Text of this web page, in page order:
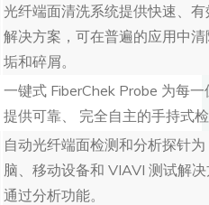
光纤端面清洗系统提供快速、
解决方案，可在普遍的应用中
垢和碎屑。
一键式 FiberChek Probe 为每
提供可靠、 完全自主的手持式
自动光纤端面检测和分析探针
脑、移动设备和 VIAVI 测试解
通过分析功能。